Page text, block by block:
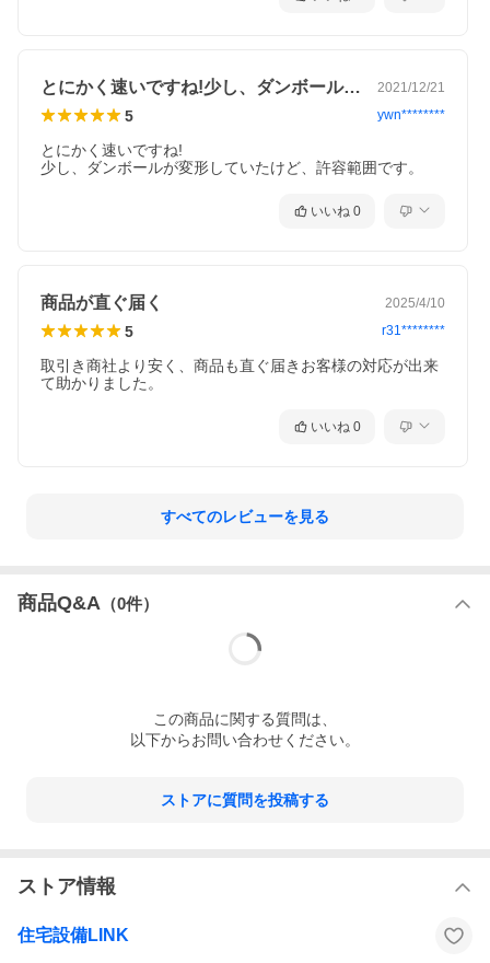
とにかく速いですね!少し、ダンボールが… 2021/12/21
5 ywn********
とにかく速いですね!
少し、ダンボールが変形していたけど、許容範囲です。
いいね 0
商品が直ぐ届く 2025/4/10
5 r31********
取引き商社より安く、商品も直ぐ届きお客様の対応が出来
いいね 0
すべてのレビューを見る
商品Q&A （0件）
この商品に関する質問は、
以下からお問い合わせください。
ストアに質問を投稿する
ストア情報
住宅設備LINK